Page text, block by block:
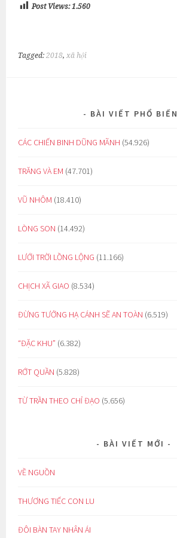
Post Views: 1.560
Tagged:2018,xã hội
BÀI VIẾT PHỔ BIẾN
CÁC CHIẾN BINH DŨNG MÃNH (54.926)
TRĂNG VÀ EM (47.701)
VŨ NHÔM (18.410)
LÒNG SON (14.492)
LƯỚI TRỜI LỒNG LỘNG (11.166)
CHỊCH XÃ GIAO (8.534)
ĐỪNG TƯỞNG HẠ CÁNH SẼ AN TOÀN (6.519)
“ĐẶC KHU” (6.382)
RỚT QUẦN (5.828)
TỪ TRẦN THEO CHỈ ĐẠO (5.656)
BÀI VIẾT MỚI
VỀ NGUỒN
THƯƠNG TIẾC CON LU
ĐÔI BÀN TAY NHÂN ÁI